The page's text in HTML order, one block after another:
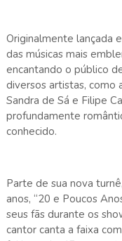
Originalmente lançada
das músicas mais
encantando o público
diversos artistas, como
Sandra de Sá e Filipe
profundamente
conhecido.
Parte de sua nova
anos, “20 e Poucos
seus fãs durante os
cantor canta a faixa